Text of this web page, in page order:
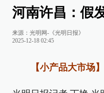
河南许昌：假
来源： 光明网-《光明日报》
2025-12-18 02:45
【小产品大市场】